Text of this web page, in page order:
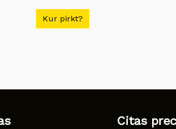
Kur pirkt?
Citas